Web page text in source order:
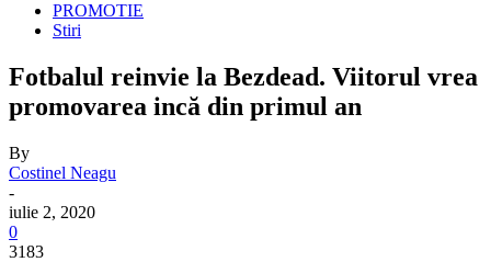
PROMOTIE
Stiri
Fotbalul reinvie la Bezdead. Viitorul vrea
promovarea incă din primul an
By
Costinel Neagu
-
iulie 2, 2020
0
3183